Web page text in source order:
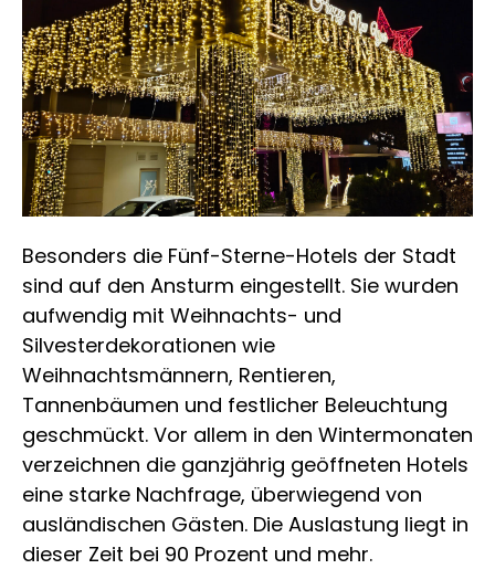
Besonders die Fünf-Sterne-Hotels der Stadt
sind auf den Ansturm eingestellt. Sie wurden
aufwendig mit Weihnachts- und
Silvesterdekorationen wie
Weihnachtsmännern, Rentieren,
Tannenbäumen und festlicher Beleuchtung
geschmückt. Vor allem in den Wintermonaten
verzeichnen die ganzjährig geöffneten Hotels
eine starke Nachfrage, überwiegend von
ausländischen Gästen. Die Auslastung liegt in
dieser Zeit bei 90 Prozent und mehr.